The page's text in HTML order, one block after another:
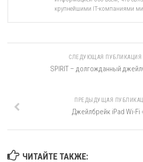
крупнейшими IT-компаниями
СЛЕДУЮЩАЯ ПУБЛИКАЦИЯ
SPIRIT – долгожданный
ПРЕДЫДУЩАЯ
Джейлбрейк iPad Wi-Fi
ЧИТАЙТЕ ТАКЖЕ: